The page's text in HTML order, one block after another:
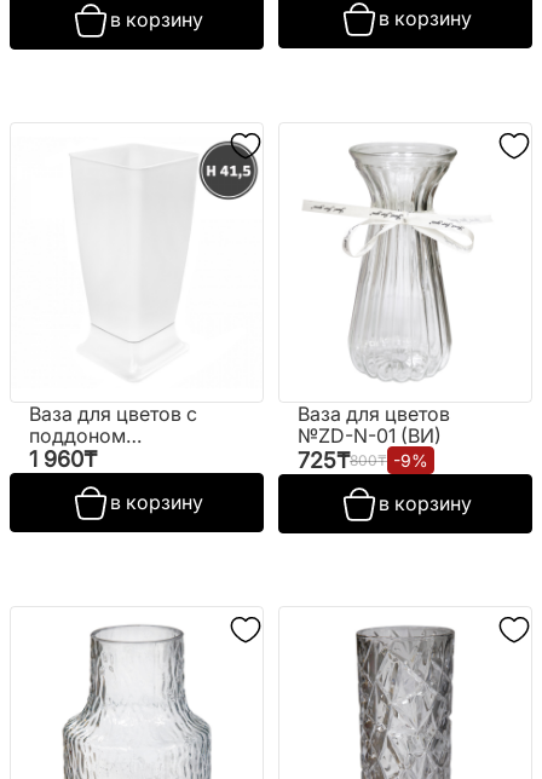
в корзину в корзину
Ваза для цветов с
поддоном
"Фиори" (белая)
1 960₸
в корзину
Ваза для цветов
№ZD-N-01 (ВИ)
725₸800₸ -9%
в корзину